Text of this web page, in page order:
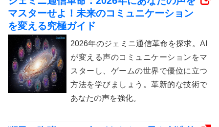
マスターせよ！未来のコミュニケーション
を変える究極ガイド
2026年のジェミニ通信革命を探求。AI
が変える声のコミュニケーションをマ
スターし、ゲームの世界で優位に立つ
方法を学びましょう。革新的な技術で
あなたの声を強化。